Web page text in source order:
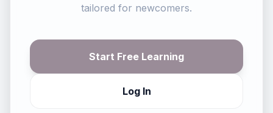
tailored for newcomers.
Start Free Learning
Log In